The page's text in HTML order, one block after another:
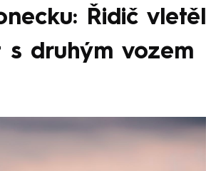
Řidič vletěl
druhým vozem